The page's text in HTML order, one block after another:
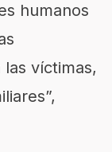
humanos
víctimas,